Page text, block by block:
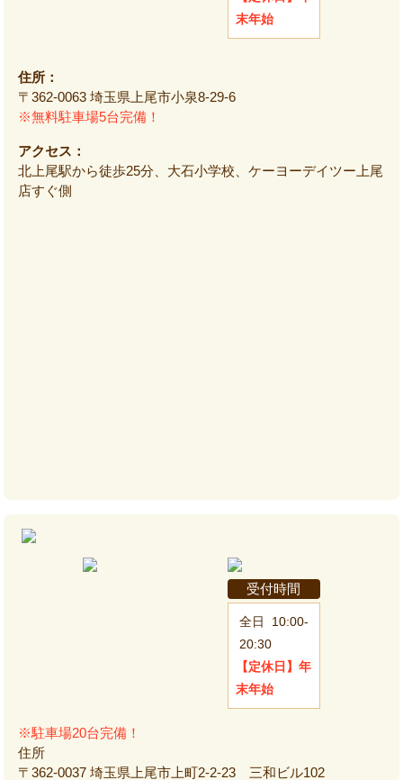
末年始
住所：
〒362-0063 埼玉県上尾市小泉8-29-6
※無料駐車場5台完備！
アクセス：
北上尾駅から徒歩25分、大石小学校、ケーヨーデイツー上尾
店すぐ側
受付時間
全日
10:00-
20:30
【定休日】 年
末年始
※駐車場20台完備！
住所
〒362-0037 埼玉県上尾市上町2-2-23 三和ビル102